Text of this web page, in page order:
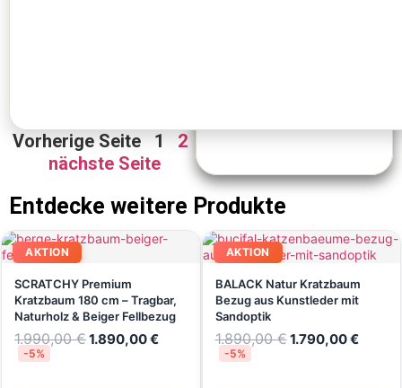
Vorherige Seite 1
2
nächste Seite
Entdecke weitere Produkte
AKTION
SCRATCHY Premium
Kratzbaum 180 cm – Tragbar,
Naturholz & Beiger Fellbezug
1.990,00€1.890,00€
-5%
AKTION
BALACK Natur Kratzbaum
Bezug aus Kunstleder mit
Sandoptik
1.890,00€1.790,00€
-5%